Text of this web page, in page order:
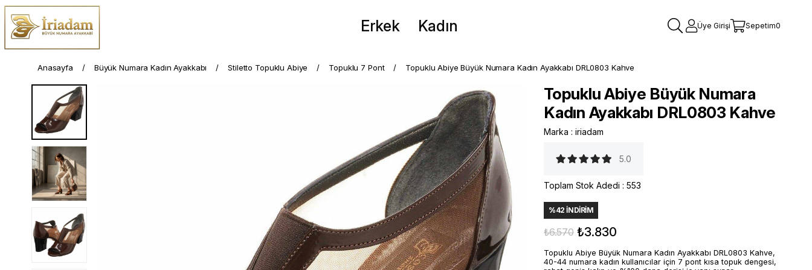
Erkek Kadın Üye Girişi Sepetim0
Anasayfa Büyük Numara Kadın Ayakkabı Stiletto Topuklu Abiye Topuklu 7 Pont Topuklu Abiye Büyük Numara Kadın Ayakkabı DRL0803 Kahve
Topuklu Abiye Büyük Numara
Kadın Ayakkabı DRL0803 Kahve
Marka : iriadam
5.0
Toplam Stok Adedi : 553
%42 İNDIRIM
₺6.570 ₺3.830
Topuklu Abiye Büyük Numara Kadın Ayakkabı DRL0803 Kahve,
40-44 numara kadın kullanıcılar için 7 pont kısa topuk dengesi,